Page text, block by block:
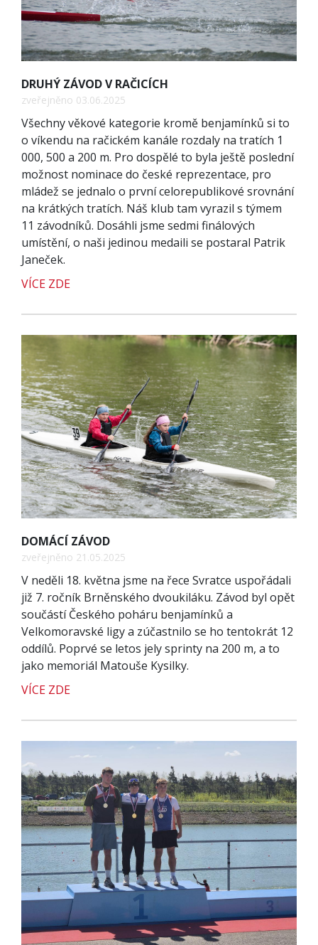
DRUHÝ ZÁVOD V RAČICÍCH
zveřejněno 03.06.2025
Všechny věkové kategorie kromě benjamínků si to
o víkendu na račickém kanále rozdaly na tratích 1
000, 500 a 200 m. Pro dospělé to byla ještě poslední
možnost nominace do české reprezentace, pro
mládež se jednalo o první celorepublikové srovnání
na krátkých tratích. Náš klub tam vyrazil s týmem
11 závodníků. Dosáhli jsme sedmi finálových
umístění, o naši jedinou medaili se postaral Patrik
Janeček.
VÍCE ZDE
DOMÁCÍ ZÁVOD
zveřejněno 21.05.2025
V neděli 18. května jsme na řece Svratce uspořádali
již 7. ročník Brněnského dvoukiláku. Závod byl opět
součástí Českého poháru benjamínků a
Velkomoravské ligy a zúčastnilo se ho tentokrát 12
oddílů. Poprvé se letos jely sprinty na 200 m, a to
jako memoriál Matouše Kysilky.
VÍCE ZDE